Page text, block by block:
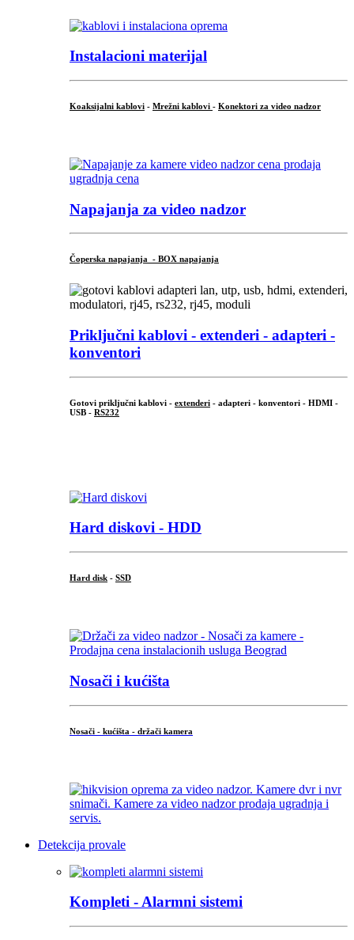
Instalacioni materijal
Koaksijalni kablovi - Mrežni kablovi - Konektori za video nadzor
Napajanja za video nadzor
Čoperska napajanja - BOX napajanja
Priključni kablovi - extenderi - adapteri -
konventori
Gotovi priključni kablovi - extenderi - adapteri - konventori - HDMI -
USB - RS232
Hard diskovi - HDD
Hard disk - SSD
Nosači i kućišta
Nosači - kućišta - držači kamera
Detekcija provale
Kompleti - Alarmni sistemi